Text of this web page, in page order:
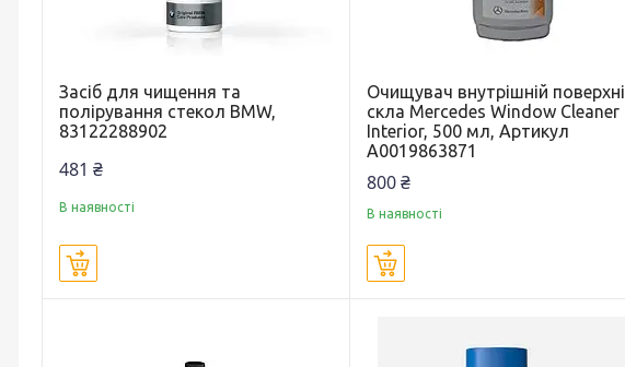
Засіб для чищення та
полірування стекол BMW,
83122288902
481 ₴
В наявності
Очищувач внутрішній поверхні
скла Mercedes Window Cleaner
Interior, 500 мл, Артикул
A0019863871
800 ₴
В наявності